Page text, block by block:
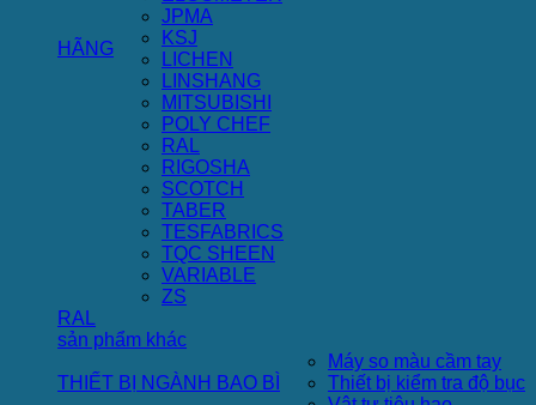
HÃNG
JPMA
KSJ
LICHEN
LINSHANG
MITSUBISHI
POLY CHEF
RAL
RIGOSHA
SCOTCH
TABER
TESFABRICS
TQC SHEEN
VARIABLE
ZS
RAL
sản phẩm khác
THIẾT BỊ NGÀNH BAO BÌ
Máy so màu cầm tay
Thiết bị kiểm tra độ bục